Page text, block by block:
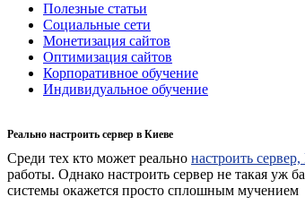
Полезные статьи
Социальные сети
Монетизация сайтов
Оптимизация сайтов
Корпоративное обучение
Индивидуальное обучение
Реально настроить сервер в Киеве
Среди тех кто может реально настроить
работы. Однако настроить сервер не такая уж
системы окажется просто сплошным мучением